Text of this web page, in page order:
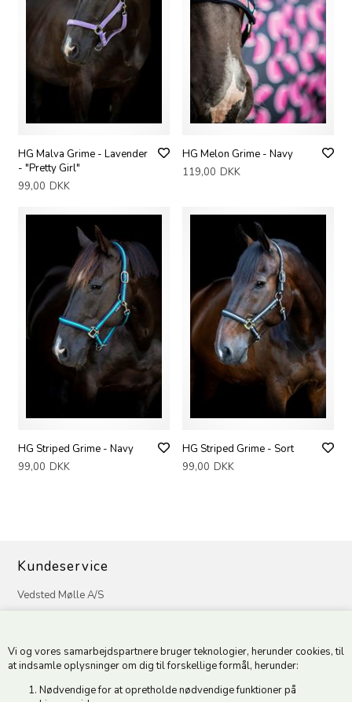
Vi og vores samarbejdspartnere bruger teknologier, herunder cookies, til
at indsamle oplysninger om dig til forskellige formål, herunder:
Nødvendige for at opretholde nødvendige funktioner på
HG Malva Grime - Lavender
- "Pretty Girl"
99,00 DKK
HG Melon Grime - Navy
119,00 DKK
HG Striped Grime - Navy
99,00 DKK
HG Striped Grime - Sort
99,00 DKK
Kundeservice
Vedsted Mølle A/S
CVR 49879415 Mailvedstedmoelle@post.tele.dk
Åbningstider: Man-Fre 9.00-17.00 | Middagslukket 12.00-12.30 |